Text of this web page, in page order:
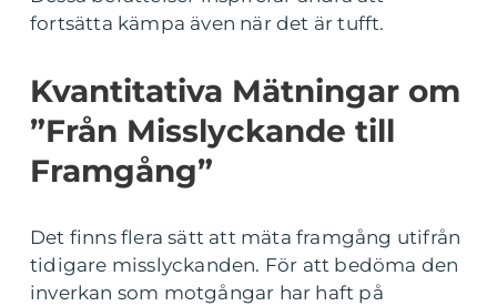
fortsätta kämpa även när det är tufft.
Kvantitativa Mätningar om
”Från Misslyckande till
Framgång”
Det finns flera sätt att mäta framgång utifrån
tidigare misslyckanden. För att bedöma den
inverkan som motgångar har haft på